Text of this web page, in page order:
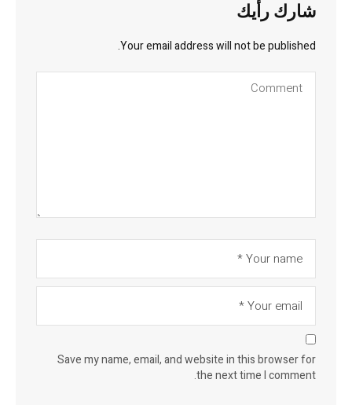
شارك رأيك
Your email address will not be published.
Save my name, email, and website in this browser for
the next time I comment.